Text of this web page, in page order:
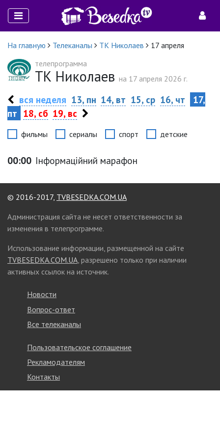
На главную Телеканалы ТК Николаев
17 апреля
телепрограмма
ТК Николаев на 17 апреля 2026 г.
вся неделя 13, пн 14, вт 15, ср 16, чт
17,
пт 18, сб 19, вс
фильмы сериалы спорт детские
00:00 Інформаційний марафон
© 2016-2017, TVBESEDKA.COM.UA
Администрация сайта не несет ответственности за
изменения в телепрограмме.
Использование информации, размещенной на сайте
TVBESEDKA.COM.UA, разрешено только при наличии
активных ссылок на источник.
Новости
Вопрос-ответ
Все телеканалы
Пользовательское соглашение
Рекламодателям
Контакты